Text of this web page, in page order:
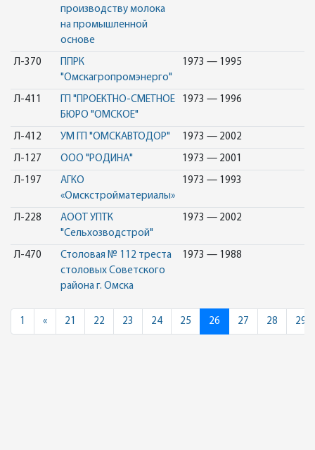
производству молока
на промышленной
основе
Л-370
ППРК
"Омскагропромэнерго"
1973 — 1995
Л-411
ГП "ПРОЕКТНО-СМЕТНОЕ
БЮРО "ОМСКОЕ"
1973 — 1996
Л-412 УМ ГП "ОМСКАВТОДОР" 1973 — 2002
Л-127 ООО "РОДИНА" 1973 — 2001
Л-197
АГКО
«Омскстройматериалы»
1973 — 1993
Л-228
АООТ УПТК
"Сельхозводстрой"
1973 — 2002
Л-470
Столовая № 112 треста
столовых Советского
района г. Омска
1973 — 1988
1 «Previous
21 22 23 24 25 26 27 28 29